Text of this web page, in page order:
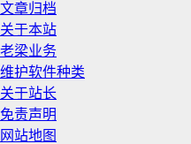
文章归档
关于本站
老梁业务
维护软件种类
关于站长
免责声明
网站地图